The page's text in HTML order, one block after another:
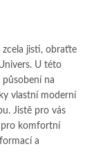
zcela jisti, obraťte
U této
na
vlastní moderní
Jistě pro vás
pro komfortní
a